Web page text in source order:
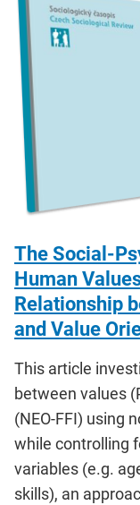
The Social-
Human
Relationship
and Value
This article
between values
(NEO-FFI) using
while controlling
variables (e.g.
skills), an